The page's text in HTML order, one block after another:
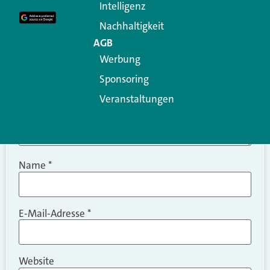
Kommentar
Name *
E-Mail-Adresse *
Website
Intelligenz
Nachhaltigkeit
AGB
Werbung
Sponsoring
Veranstaltungen